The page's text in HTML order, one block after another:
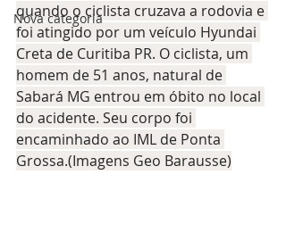
Nova categoria
quando o ciclista cruzava a rodovia e
foi atingido por um veículo Hyundai
Creta de Curitiba PR. O ciclista, um
homem de 51 anos, natural de
Sabará MG entrou em óbito no local
do acidente. Seu corpo foi
encaminhado ao IML de Ponta
Grossa.(Imagens Geo Barausse)